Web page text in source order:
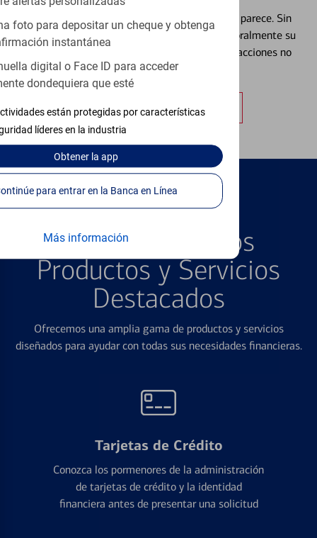
foto para depositar un cheque y obtenga
instantánea
digital o Face ID para acceder
dondequiera que esté
están protegidas por características
líderes en la industria
Obtenerla app
Continúe para entrar en la Banca en Línea
Más información
Extraviar una tarjeta es más común de lo que parece. Sin
embargo, puede bloquear y desbloquear temporalmente su
tarjeta de débito para ayudar a prevenir transacciones no
autorizadas.
Obtener más información
Explore Nuestros
Productos y Servicios
Destacados
Ofrecemos una amplia gama de productos y servicios
diseñados para ayudar con todas sus necesidades financieras.
Tarjetas de Crédito
Conozca los pormenores de la administración
de tarjetas de crédito y la identidad
financiera antes de presentar una solicitud